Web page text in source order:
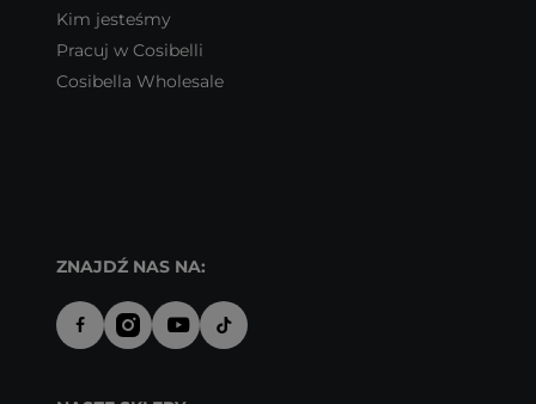
Kim jesteśmy
Pracuj w Cosibelli
Cosibella Wholesale
ZNAJDŹ NAS NA: